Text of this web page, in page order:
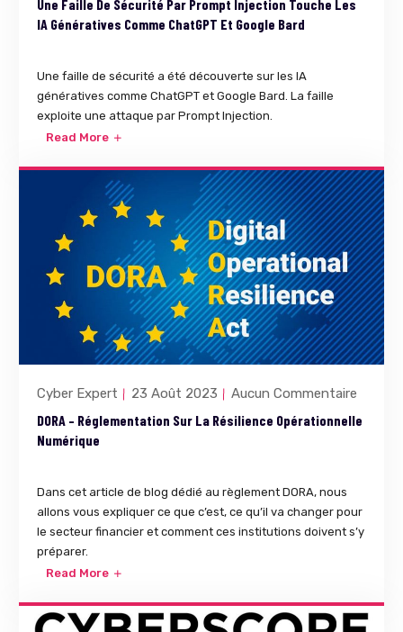
Une Faille De Sécurité Par Prompt Injection Touche Les
IA Génératives Comme ChatGPT Et Google Bard
Une faille de sécurité a été découverte sur les IA
génératives comme ChatGPT et Google Bard. La faille
exploite une attaque par Prompt Injection.
Read More
Cyber Expert 23 Août 2023 Aucun Commentaire
DORA – Réglementation Sur La Résilience Opérationnelle
Numérique
Dans cet article de blog dédié au règlement DORA, nous
allons vous expliquer ce que c’est, ce qu’il va changer pour
le secteur financier et comment ces institutions doivent s’y
préparer.
Read More